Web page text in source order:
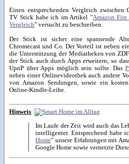
Einen entsprechenden Vergleich zwischen
TV Stick habe ich im Artikel "Amazon
Vergleich" versucht zu beschreiben.
Der Stick ist sicher eine spannende
Chromecast und Co. Der Vorteil ist neben
die Unterstützung der Mediatheken von
der Stick auch durch Apps erweitern, so
UpnP über Apps möglich sein sollte. Das
neben einer Onlinevideothek auch andere
von Amazon Sendungen, sowie ein
Online-Kindle-Leihe.
Hinweis:
Im Laufe der Zeit wird auch das
intelligenter. Entsprechend habe
Home" unsere Erfahrungen mit
Google Home sowie vernetzte